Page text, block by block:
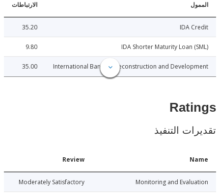
الارتباطات
IDA
IDA Shorter Maturity Loan
International Bank for Reconstruction and
35.00
التنفيذ
Monitoring and
Moderately Satisfactory
01-23